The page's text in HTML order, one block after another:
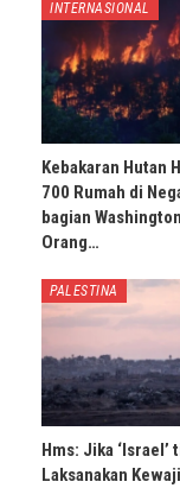
INTERNASIONAL
Kebakaran Hutan
700 Rumah di
bagian
Orang…
PALESTINA
Hms: Jika ‘Israel’
Laksanakan